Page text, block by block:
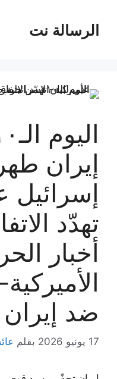
المحتوىالرسالة نت
إيران
إسرائيل
تهدّد
أخبار
ضد إيران
17 يونيو 2026 بقلم